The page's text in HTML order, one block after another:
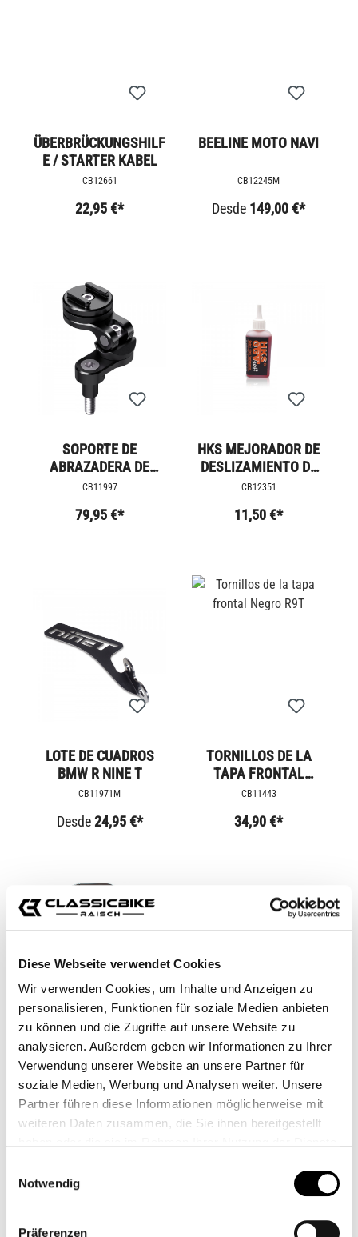
Diese Webseite verwendet Cookies
Wir verwenden Cookies, um Inhalte und Anzeigen zu
personalisieren, Funktionen für soziale Medien anbieten
zu können und die Zugriffe auf unsere Website zu
analysieren. Außerdem geben wir Informationen zu Ihrer
Verwendung unserer Website an unsere Partner für
soziale Medien, Werbung und Analysen weiter. Unsere
Partner führen diese Informationen möglicherweise mit
weiteren Daten zusammen, die Sie ihnen bereitgestellt
Notwendig
Präferenzen
ÜBERBRÜCKUNGSHILF
E / STARTER KABEL
CB12661
22,95 €*
BEELINE MOTO NAVI
CB12245M
Desde 149,00 €*
SOPORTE DE
ABRAZADERA DE
MANILLAR SP
CB11997
79,95 €*
HKS MEJORADOR DE
DESLIZAMIENTO DE
HORQUILLA
CB12351
11,50 €*
LOTE DE CUADROS
BMW R NINE T
CB11971M
Desde24,95 €*
TORNILLOS DE LA
TAPA FRONTAL
NEGRO R9T
CB11443
34,90 €*
LIMPIADOR DE MOTOS
MOTUL
CB11708
17,90 €*
SOPORTE DE
TELÉFONO MÓVIL X-
GRIP PARA BALONES
NAVI
CB11787M
Desde39,95 €*